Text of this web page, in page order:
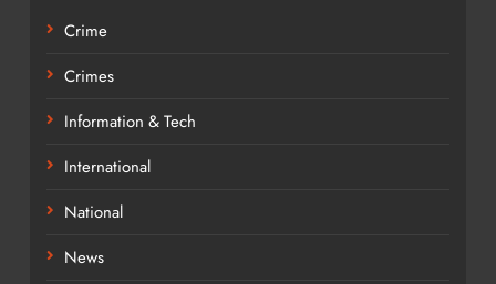
Crime
Crimes
Information & Tech
International
National
News